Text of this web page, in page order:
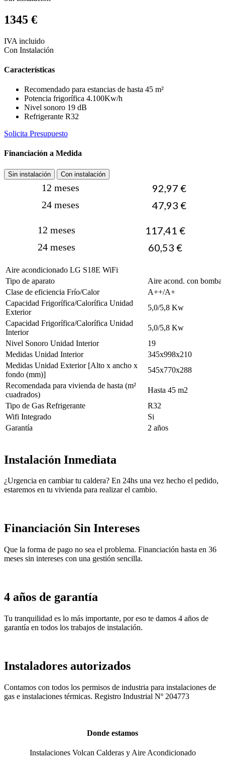
1345 €
IVA incluido
Con Instalación
Características
Recomendado para estancias de hasta 45 m²
Potencia frigorífica 4.100Kw/h
Nivel sonoro 19 dB
Refrigerante R32
Solicita Presupuesto
Financiación a Medida
Sin instalación Con instalación
12 meses 92,97 €
24 meses 47,93 €
12 meses 117,41 €
24 meses 60,53 €
Aire acondicionado LG S18E WiFi
Tipo de aparato
Aire acond. con bomba
Clase de eficiencia Frío/Calor
A++/A+
Capacidad Frigorífica/Calorífica Unidad
Exterior
5,0/5,8 Kw
Capacidad Frigorífica/Calorífica Unidad
Interior
5,0/5,8 Kw
Nivel Sonoro Unidad Interior
19
Medidas Unidad Interior
345x998x210
Medidas Unidad Exterior [Alto x ancho x
fondo (mm)]
545x770x288
Recomendada para vivienda de hasta (m²
cuadrados)
Hasta 45 m2
Tipo de Gas Refrigerante
R32
Wifi Integrado
Si
Garantía
2 años
Instalación Inmediata
¿Urgencia en cambiar tu caldera? En 24hs una vez hecho el pedido,
estaremos en tu vivienda para realizar el cambio.
Financiación Sin Intereses
Que la forma de pago no sea el problema. Financiación hasta en 36
meses sin intereses con una gestión sencilla.
4 años de garantía
Tu tranquilidad es lo más importante, por eso te damos 4 años de
garantía en todos los trabajos de instalación.
Instaladores autorizados
Contamos con todos los permisos de industria para instalaciones de
gas e instalaciones térmicas. Registro Industrial Nº 204773
Donde estamos
Instalaciones Volcan Calderas y Aire Acondicionado